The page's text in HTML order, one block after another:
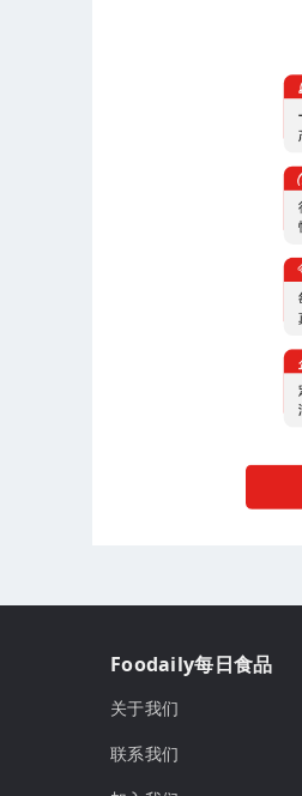
Foodaily每日食品
关于我们
联系我们